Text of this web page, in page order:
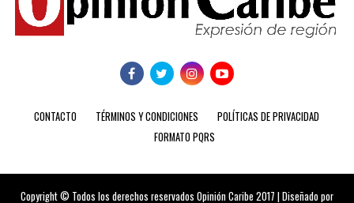
CONTACTO TÉRMINOS Y CONDICIONES
POLÍTICAS DE PRIVACIDAD
FORMATO PQRS
Copyright © Todos los derechos reservados Opinión Caribe 2017 | Diseñado por